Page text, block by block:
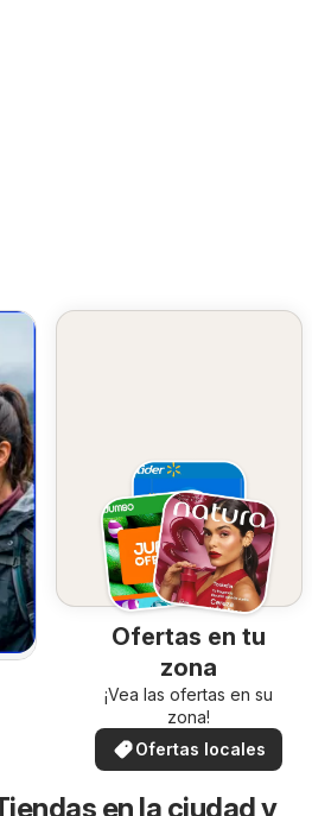
Ofertas en tu
zona
¡Vea las ofertas en su
zona!
Ofertas locales
en la ciudad y